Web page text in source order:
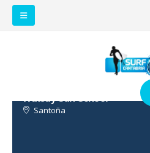
Santoña